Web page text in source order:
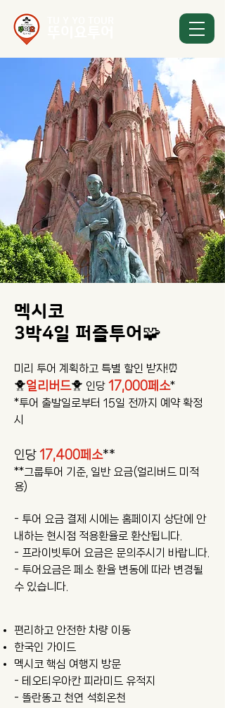
멕시코 ​
3박4일 퍼즐투어🧩
미리 투어 계획하고 특별 할인 받자!⏰
🐥얼리버드🐥 인당 17,000페소*
*투어 출발일로부터 15일 전까지 예약 확정
시
인당 17,400페소**
**그룹투어 기준, 일반 요금(얼리버드 미적
용)
- 투어 요금 결제 시에는 홈페이지 상단에 안
내하는 현시점 적용환율로 환산됩니다.
​- 프라이빗투어 요금은 문의주시기 바랍니다.
​- 투어요금은 페소 환율 변동에 따라 변경될
수 있습니다.
편리하고 안전한 차량 이동
​한국인 가이드
멕시코 핵심 여행지 방문
- ​테오티우아칸 피라미드 유적지
- 똘란똥고 천연 석회온천